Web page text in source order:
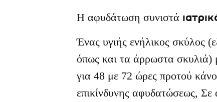
Η αφυδάτωση συνιστά
Ένας υγιής ενήλικος σκύλος
όπως και τα άρρωστα σκυλιά)
για 48 με 72 ώρες προτού
επικίνδυνης αφυδατώσεως,